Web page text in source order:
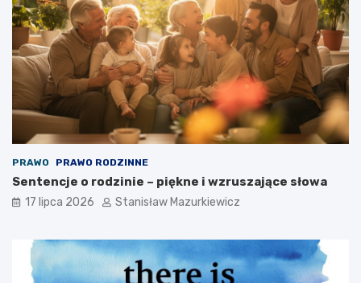
PRAWO PRAWO RODZINNE
Sentencje o rodzinie – piękne i wzruszające słowa
17 lipca 2026 Stanisław Mazurkiewicz